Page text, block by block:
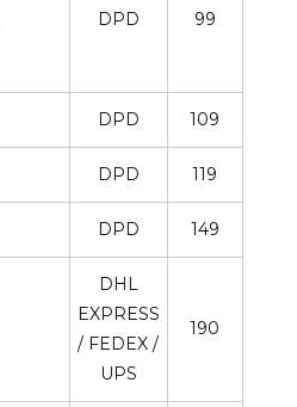
DPD 99
DPD 109
DPD 119
DPD 149
DHL
EXPRESS
/ FEDEX /
UPS
190